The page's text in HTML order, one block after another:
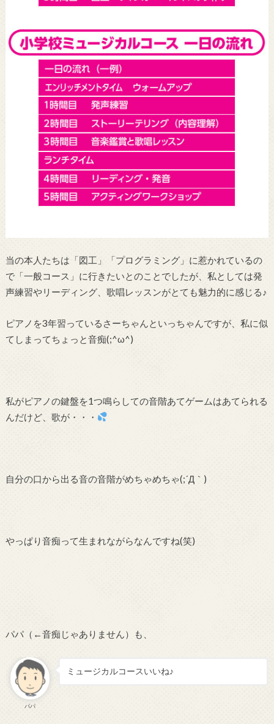
当の本人たちは「図工」「プログラミング」に惹かれているの
で「一般コース」に行きたいとのことでしたが、私としては発
声練習やリーディング、歌唱レッスンがとても魅力的に感じる♪
ピアノを3年習っているさーちゃんといっちゃんですが、私に似
てしまってちょっと音痴(;^ω^)
私がピアノの鍵盤を1つ鳴らしての音階あてゲームはあてられる
んだけど、歌が・・・
自分の口から出る音の音階がめちゃめちゃ(;´Д｀)
やっぱり音痴って生まれながらなんですね(笑)
パパ（←音痴じゃありません）も、
パパ
ミュージカルコースいいね♪